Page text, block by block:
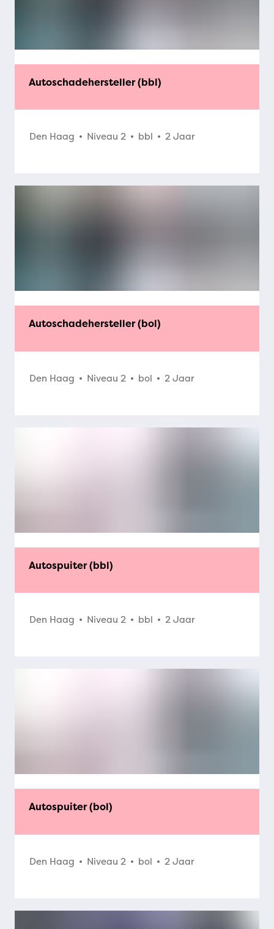
Autoschadehersteller (bbl)
Den Haag Niveau 2 bbl 2 Jaar
Autoschadehersteller (bol)
Den Haag Niveau 2 bol 2 Jaar
Autospuiter (bbl)
Den Haag Niveau 2 bbl 2 Jaar
Autospuiter (bol)
Den Haag Niveau 2 bol 2 Jaar